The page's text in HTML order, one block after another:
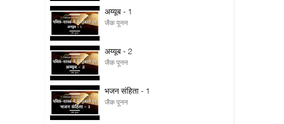
अय्यूब - 1
जैक पूनन
अय्यूब - 2
जैक पूनन
भजन संहिता - 1
जैक पूनन